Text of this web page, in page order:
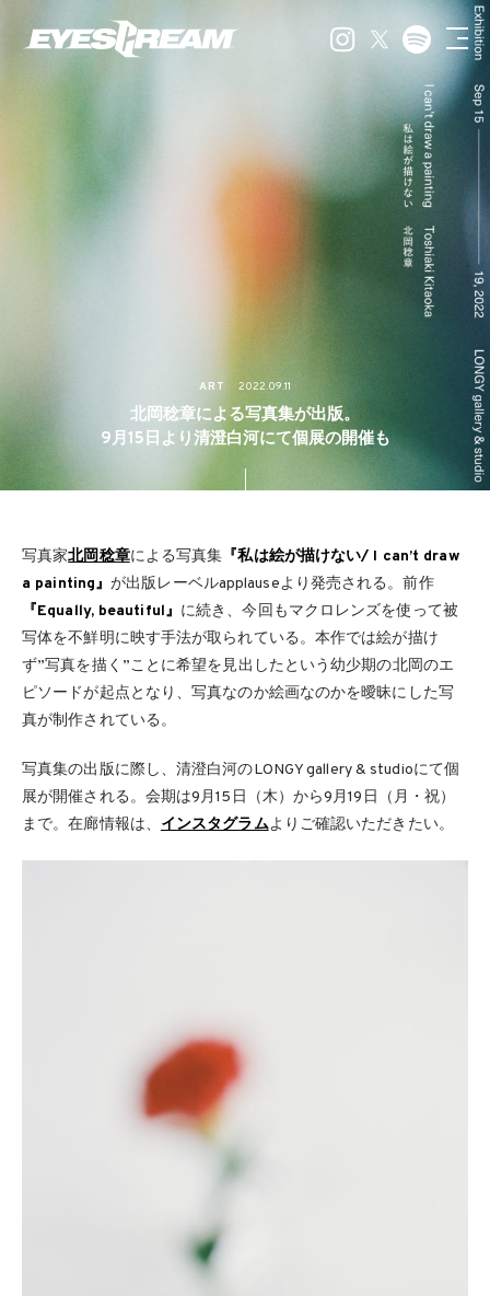
ART 2022.09.11
北岡稔章による写真集が出版。
9月15日より清澄白河にて個展の開催も
写真家北岡稔章による写真集 『私は絵が描けない/ I can’t draw
a painting』が出版レーベルapplauseより発売される。前作
『Equally, beautiful』 に続き、今回もマクロレンズを使って被
写体を不鮮明に映す手法が取られている。本作では絵が描け
ず”写真を描く”ことに希望を見出したという幼少期の北岡のエ
ピソードが起点となり、写真なのか絵画なのかを曖昧にした写
真が制作されている。
写真集の出版に際し、清澄白河のLONGY gallery & studioにて個
展が開催される。会期は9月15日（木）から9月19日（月・祝）
まで。在廊情報は、 インスタグラムよりご確認いただきたい。